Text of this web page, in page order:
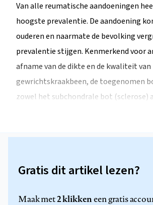
Van alle reumatische aandoeningen
hoogste prevalentie. De aandoening
ouderen en naarmate de bevolking
prevalentie stijgen. Kenmerkend voor
afname van de dikte en de kwaliteit
gewrichtskraakbeen, de toegenomen
zowel het subchondrale bot (sclerose)
Gratis dit artikel lezen?
Maak met2 klikkeneen gratis